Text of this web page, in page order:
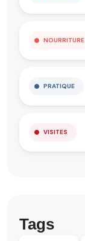
NOURRITURE
PRATIQUE
VISITES
Tags